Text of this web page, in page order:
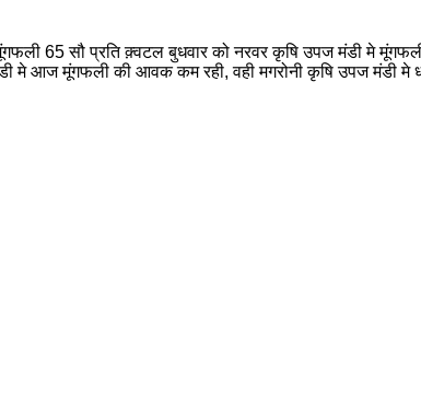
65 सौ प्रति क़्वटल बुधवार को नरवर कृषि उपज मंडी मे
मे आज मूंगफली की आवक कम रही, वही मगरोनी कृषि उपज मंडी मे